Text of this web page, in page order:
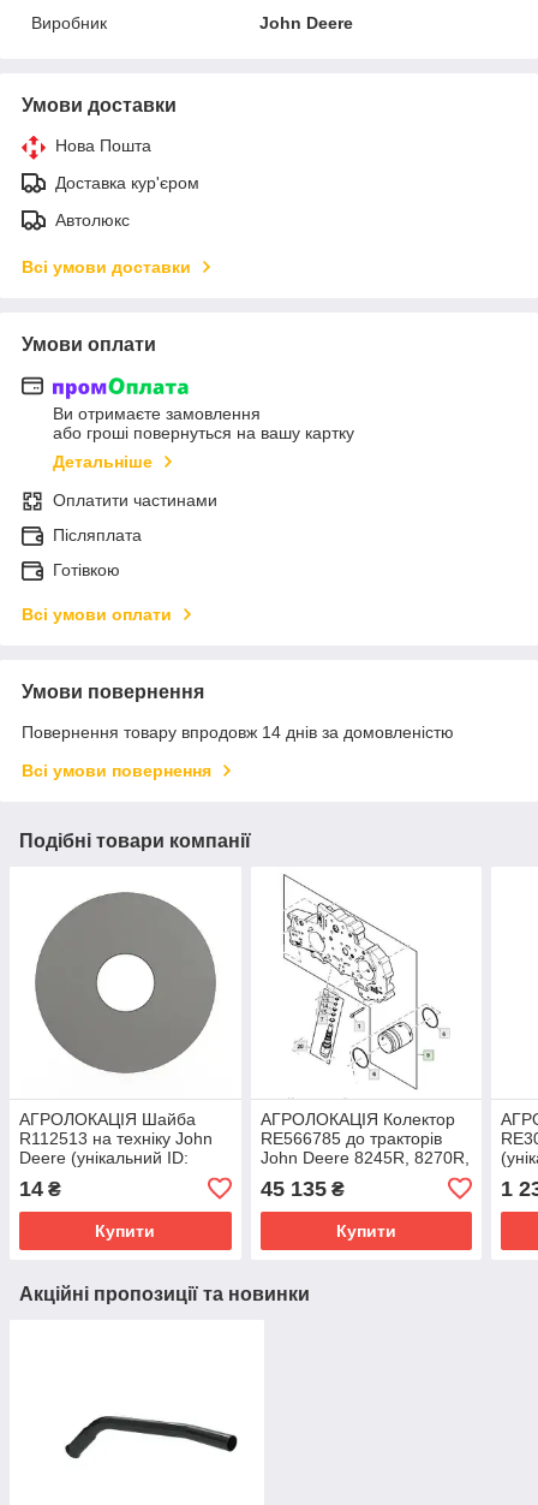
Виробник
John Deere
Умови доставки
Нова Пошта
Доставка кур'єром
Автолюкс
Всі умови доставки
Умови оплати
Ви отримаєте замовлення
або гроші повернуться на вашу картку
Детальніше
Оплатити частинами
Післяплата
Готівкою
Всі умови оплати
Умови повернення
Повернення товару впродовж 14 днів за домовленістю
Всі умови повернення
Подібні товари компанії
АГРОЛОКАЦІЯ Шайба
R112513 на техніку John
Deere (унікальний ID:
14 ₴
Купити
АГРОЛОКАЦІЯ Колектор
RE566785 до тракторів
John Deere 8245R, 8270R,
8295R, 8320R (унікальний
ID: RE566785)
45 135₴
Купити
1
Акційні пропозиції та новинки